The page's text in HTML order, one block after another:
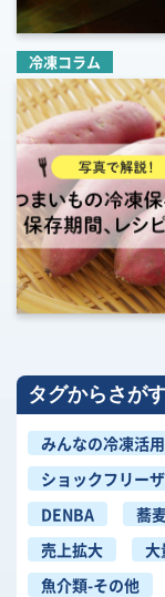
冷凍コラム
タグからさが
みんなの冷凍活
ショックフリー
DENBA
蕎
売上拡大
大
魚介類-その他